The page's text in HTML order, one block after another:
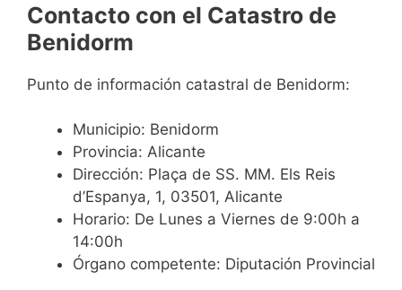
Contacto con el Catastro de
Benidorm
Punto de información catastral de Benidorm:
Municipio: Benidorm
Provincia: Alicante
Dirección: Plaça de SS. MM. Els Reis
d’Espanya, 1, 03501, Alicante
Horario: De Lunes a Viernes de 9:00h a
14:00h
Órgano competente: Diputación Provincial